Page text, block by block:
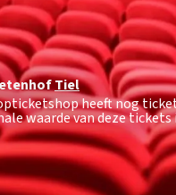
Tiel
heeft nog
waarde van deze